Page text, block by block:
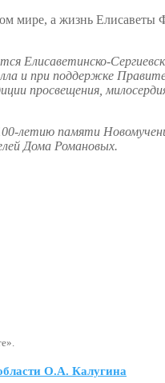
мире, а жизнь
Елисаветинско-
и при поддержке
просвещения,
летию памяти
Дома Романовых.
О.А. Калугина